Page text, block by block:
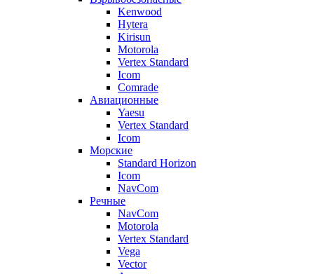
Kenwood
Hytera
Kirisun
Motorola
Vertex Standard
Icom
Comrade
Авиационные
Yaesu
Vertex Standard
Icom
Морские
Standard Horizon
Icom
NavCom
Речные
NavCom
Motorola
Vertex Standard
Vega
Vector